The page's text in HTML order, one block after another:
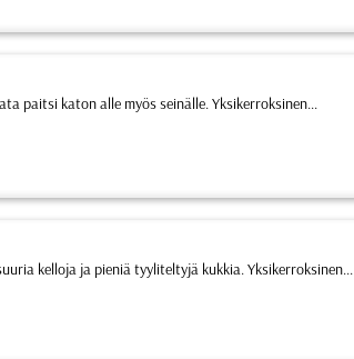
paitsi katon alle myös seinälle. Yksikerroksinen...
kelloja ja pieniä tyyliteltyjä kukkia. Yksikerroksinen...